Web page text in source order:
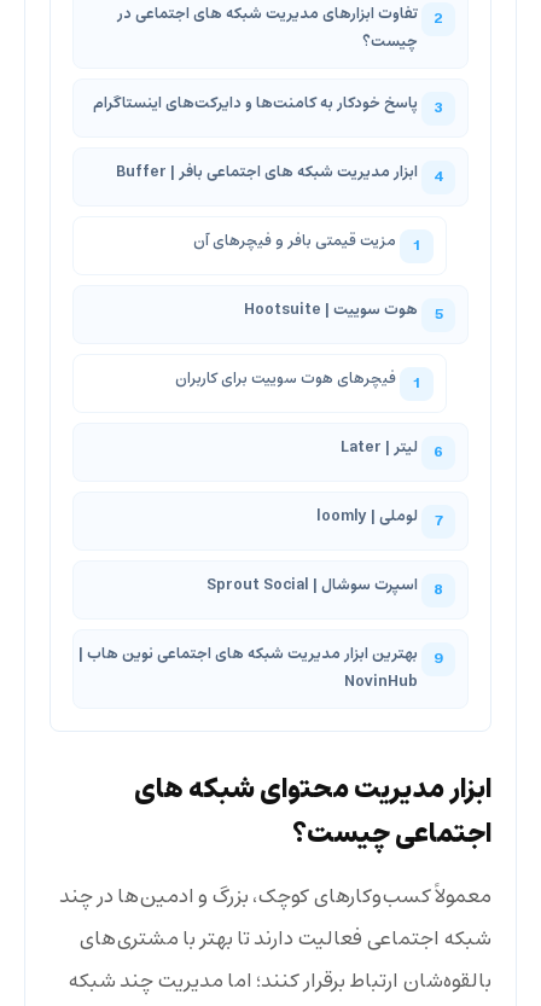
تفاوت ابزارهای مدیریت شبکه های اجتماعی در
چیست؟
پاسخ خودکار به کامنت‌ها و دایرکت‌های اینستاگرام
ابزار مدیریت شبکه های اجتماعی بافر | ‌Buffer
مزیت قیمتی بافر و فیچرهای آن
هوت سوییت | Hootsuite
فیچرهای هوت سوییت برای کاربران
لیتر | Later
لوملی | loomly
اسپرت سوشال | Sprout Social
بهترین ابزار مدیریت شبکه های اجتماعی نوین هاب |
NovinHub
ابزار مدیریت محتوای شبکه های
اجتماعی چیست؟
معمولاً کسب‌وکارهای کوچک، بزرگ و ادمین‌ها در چند
شبکه اجتماعی فعالیت دارند تا بهتر با مشتری‌های
بالقوه‌شان ارتباط برقرار کنند؛ اما مدیریت چند شبکه